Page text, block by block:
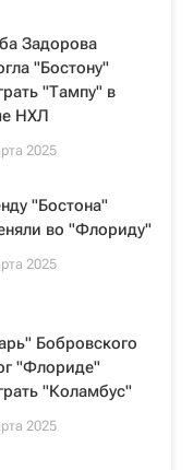
Задорова
"Бостону"
"Тампу" в
НХЛ
2025
"Бостона"
во "Флориду"
2025
Бобровского
"Флориде"
"Коламбус"
2025